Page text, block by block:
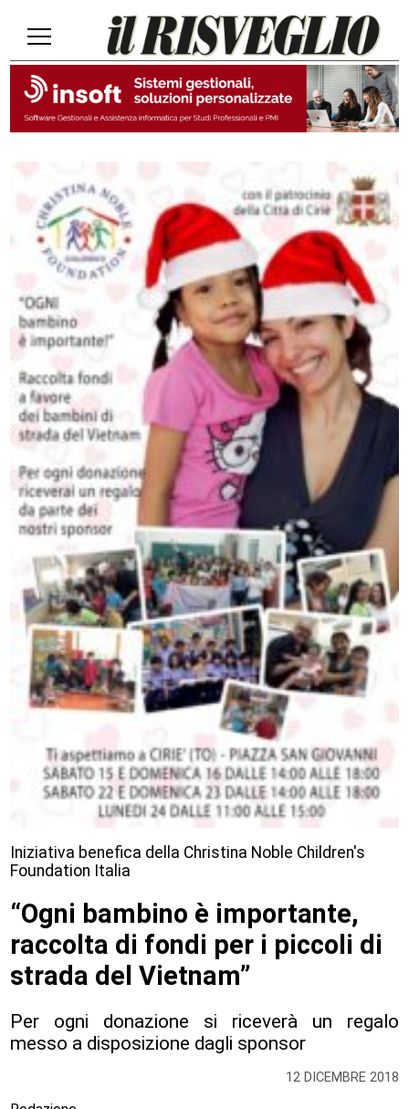
12 DICEMBRE 2018
Iniziativa benefica della Christina Noble Children's
Foundation Italia
“Ogni bambino è importante,
raccolta di fondi per i piccoli di
strada del Vietnam”
Per ogni donazione si riceverà un regalo
messo a disposizione dagli sponsor